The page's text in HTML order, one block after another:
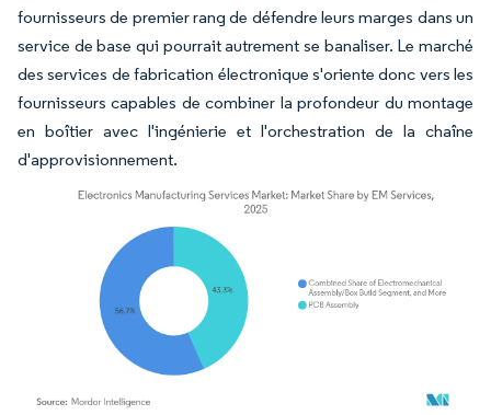
fournisseurs de premier rang de défendre leurs marges dans un
service de base qui pourrait autrement se banaliser. Le marché
des services de fabrication électronique s'oriente donc vers les
fournisseurs capables de combiner la profondeur du montage
en boîtier avec l'ingénierie et l'orchestration de la chaîne
d'approvisionnement.